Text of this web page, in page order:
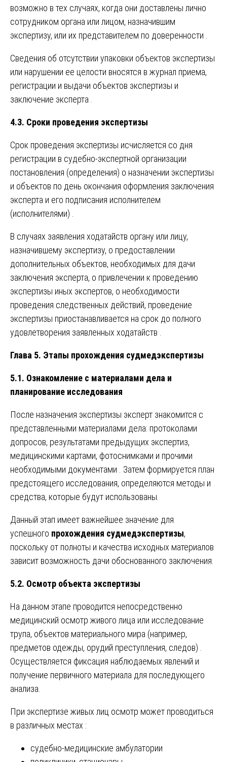
возможно в тех случаях, когда они доставлены лично
сотрудником органа или лицом, назначившим
экспертизу, или их представителем по доверенности .
Сведения об отсутствии упаковки объектов экспертизы
или нарушении ее целости вносятся в журнал приема,
регистрации и выдачи объектов экспертизы и
заключение эксперта .
4.3. Сроки проведения экспертизы
Срок проведения экспертизы исчисляется со дня
регистрации в судебно-экспертной организации
постановления (определения) о назначении экспертизы
и объектов по день окончания оформления заключения
эксперта и его подписания исполнителем
(исполнителями) .
В случаях заявления ходатайств органу или лицу,
назначившему экспертизу, о предоставлении
дополнительных объектов, необходимых для дачи
заключения эксперта, о привлечении к проведению
экспертизы иных экспертов, о необходимости
проведения следственных действий, проведение
экспертизы приостанавливается на срок до полного
удовлетворения заявленных ходатайств .
Глава 5. Этапы прохождения судмедэкспертизы
5.1. Ознакомление с материалами дела и
планирование исследования
После назначения экспертизы эксперт знакомится с
представленными материалами дела: протоколами
допросов, результатами предыдущих экспертиз,
медицинскими картами, фотоснимками и прочими
необходимыми документами . Затем формируется план
предстоящего исследования, определяются методы и
средства, которые будут использованы.
Данный этап имеет важнейшее значение для
успешного прохождения судмедэкспертизы,
поскольку от полноты и качества исходных материалов
зависит возможность дачи обоснованного заключения.
5.2. Осмотр объекта экспертизы
На данном этапе проводится непосредственно
медицинский осмотр живого лица или исследование
трупа, объектов материального мира (например,
предметов одежды, орудий преступления, следов) .
Осуществляется фиксация наблюдаемых явлений и
получение первичного материала для последующего
анализа.
При экспертизе живых лиц осмотр может проводиться
в различных местах :
судебно-медицинские амбулатории